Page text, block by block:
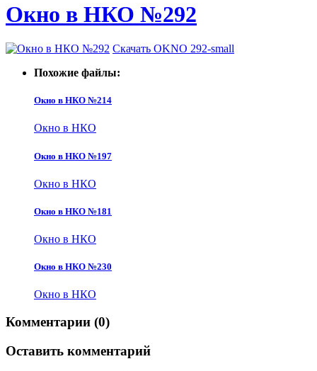
Окно в НКО №292
Скачать OKNO 292-small
Похожие файлы:
Окно в НКО №214
Окно в НКО
Окно в НКО №197
Окно в НКО
Окно в НКО №181
Окно в НКО
Окно в НКО №230
Окно в НКО
Комментарии (0)
Оставить комментарий